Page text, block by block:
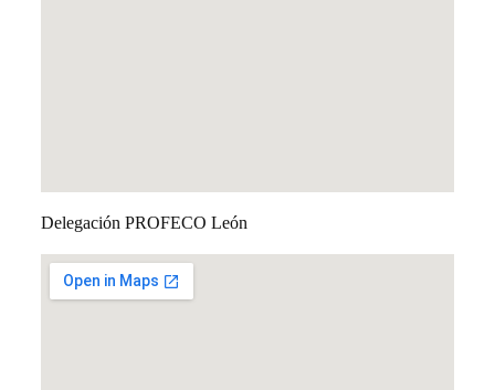
Delegación PROFECO León